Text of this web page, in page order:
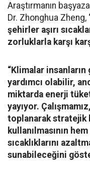
Araştırmanın
Dr. Zhonghua Zheng,
şehirler aşırı
zorluklarla karşı
“Klimalar
yardımcı olabilir,
miktarda enerji
yayıyor.
toplanarak stratejik
kullanılmasının
sıcaklıklarını
sunabileceğini